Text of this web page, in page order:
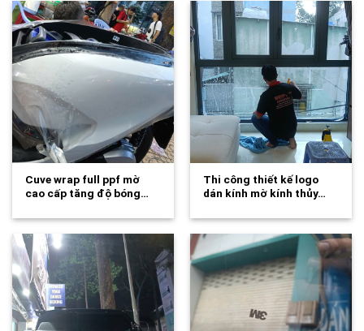
Cuve wrap full ppf mờ
cao cấp tăng độ bóng…
Thi công thiết kế logo
dán kính mờ kính thủy…